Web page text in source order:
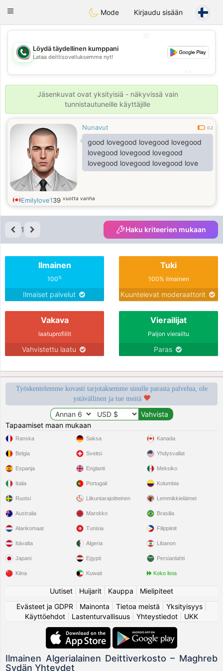
Weshrak
Toggle
Mode Kirjaudu sisään
💖
Löydä täydellinen kumppani
Lataa deittisovelluksemme nyt!
Jäsenkuvat ovat yksityisiä - näkyvissä vain
tunnistautuneille käyttäjille
Nunavut 0.2
good lovegood lovegood lovegood
lovegood lovegood lovegood
lovegood lovegood lovegood love
Emilylove139 vuotta vanha
1 Haku kriteerien mukaan
Ilmainen
100%
Ilmaiset palvelut
Tuki
100% ilmainen
Kuuntelevat moderaattorit
Vakava
laatuprofiilit
Vahvistettu laatu
Vierailijat
Paljon vierailtu
Paras
Työskentelemme kovasti tarjotaksemme sinulle parasta palvelua, ole
ystävällinen ja tue meitä
Tapaamiset maan mukaan
Ranska
Belgia
Espanja
Italia
Ruotsi
Saksa
Sveitsi
Englanti
Portugali
Liikuntarajoitteinen
Kanada
Yhdysvallat
Meksiko
Kolumbia
Lemmikkieläimet
Australia
Alankomaat
Itävalta
Japani
Kiina
Marokko
Tunisia
Algeria
Egypti
Kuwait
Brasilia
Filippiinit
Libanon
Persianlahti
Koko lista
Uutiset Huijarit Kauppa
Mielipiteet
Evästeet ja GDPR
Mainonta Tietoa meistä Yksityisyys|
Käyttöehdot
Lastenturvallisuus Yhteystiedot UKK
Ilmainen Algerialainen Deittiverkosto – Maghreb
Sydän Yhteydet